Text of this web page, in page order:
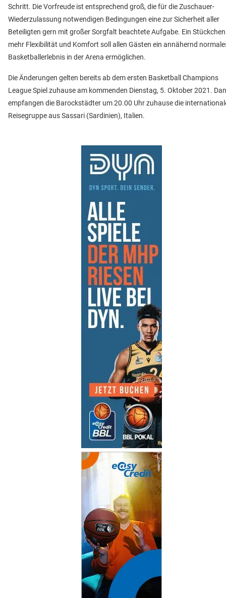
Schritt. Die Vorfreude ist entsprechend groß, die für die Zuschauer-
Wiederzulassung notwendigen Bedingungen eine zur Sicherheit aller
Beteiligten gern mit großer Sorgfalt beachtete Aufgabe. Ein Stückchen
mehr Flexibilität und Komfort soll allen Gästen ein annähernd
Basketballerlebnis in der Arena ermöglichen.
Die Änderungen gelten bereits ab dem ersten Basketball Champions
League Spiel zuhause am kommenden Dienstag, 5. Oktober 2021.
empfangen die Barockstädter um 20.00 Uhr zuhause die
Reisegruppe aus Sassari (Sardinien), Italien.